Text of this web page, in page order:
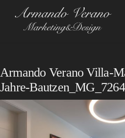
content
Armando Verano Villa-
Jahre-Bautzen_MG_7264